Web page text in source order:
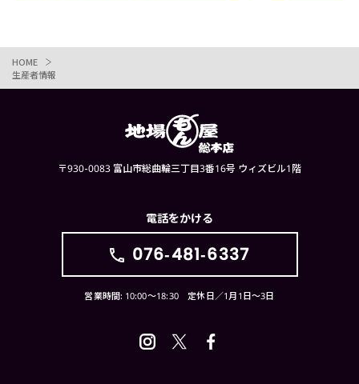
HOME
生産者情報
〒930-0083 富山市総曲輪三丁目3番16号 ウィズビル1階
電話をかける
076-481-6337
営業時間: 10:00〜18:30 定休日／1月1日〜3日